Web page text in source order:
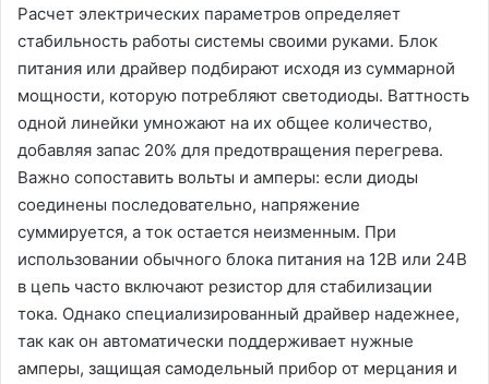
Расчет электрических параметров определяет
стабильность работы системы своими руками․ Блок
питания или драйвер подбирают исходя из суммарной
мощности, которую потребляют светодиоды․ Ваттность
одной линейки умножают на их общее количество,
добавляя запас 20% для предотвращения перегрева․
Важно сопоставить вольты и амперы: если диоды
соединены последовательно, напряжение
суммируется, а ток остается неизменным․ При
использовании обычного блока питания на 12В или 24В
в цепь часто включают резистор для стабилизации
тока․ Однако специализированный драйвер надежнее,
так как он автоматически поддерживает нужные
амперы, защищая самодельный прибор от мерцания и